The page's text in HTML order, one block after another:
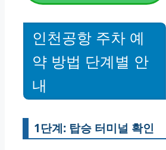
인천공항 주차 예
약 방법 단계별 안
내
1단계: 탑승 터미널 확인